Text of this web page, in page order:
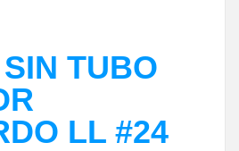
TUBO
LL #24